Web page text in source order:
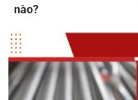
nào?